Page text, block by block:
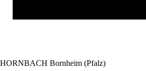
HORNBACH Bornheim (Pfalz)